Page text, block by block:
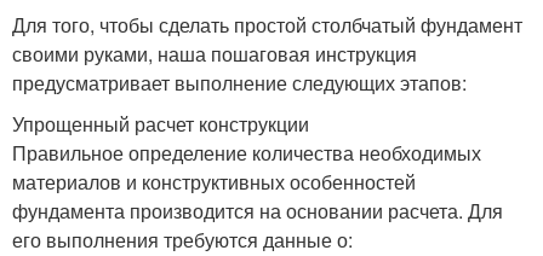
Для того, чтобы сделать простой столбчатый фундамент
своими руками, наша пошаговая инструкция
предусматривает выполнение следующих этапов:
Упрощенный расчет конструкции
Правильное определение количества необходимых
материалов и конструктивных особенностей
фундамента производится на основании расчета. Для
его выполнения требуются данные о: